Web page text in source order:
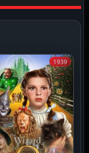
1939